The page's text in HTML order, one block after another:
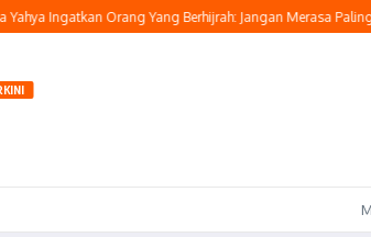
Yahya Ingatkan Orang Yang Berhijrah: Jangan Merasa Paling